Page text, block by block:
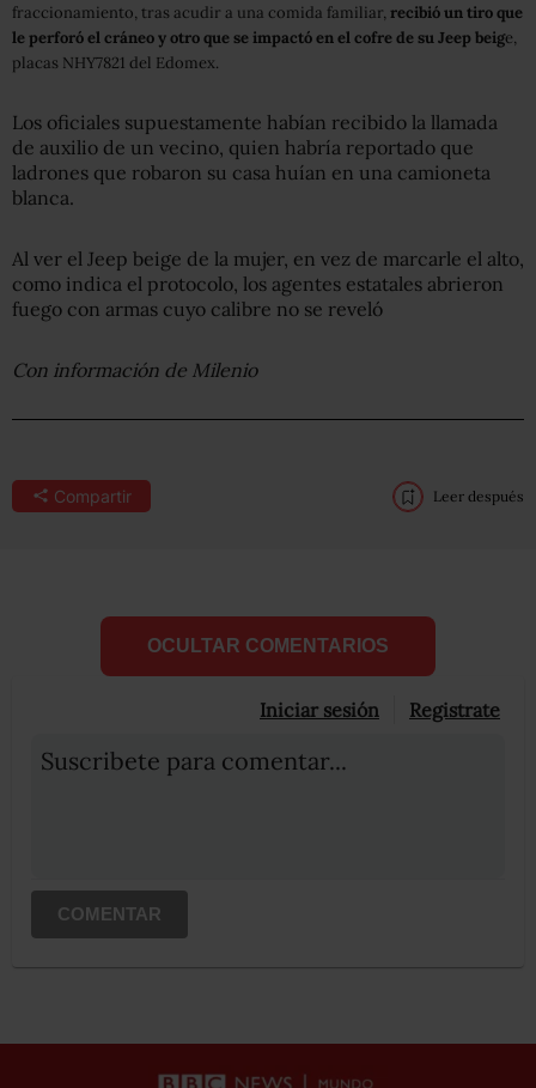
fraccionamiento, tras acudir a una comida familiar, recibió un tiro que
le perforó el cráneo y otro que se impactó en el cofre de su Jeep beige,
placas NHY7821 del Edomex.
Los oficiales supuestamente habían recibido la llamada
de auxilio de un vecino, quien habría reportado que
ladrones que robaron su casa huían en una camioneta
blanca.
Al ver el Jeep beige de la mujer, en vez de marcarle el alto,
como indica el protocolo, los agentes estatales abrieron
fuego con armas cuyo calibre no se reveló
Con información de Milenio
Compartir Leer después
OCULTAR COMENTARIOS
Iniciar sesión Registrate
Suscribete para comentar...
COMENTAR